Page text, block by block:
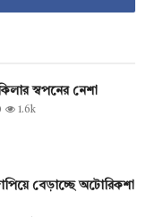
স্বপনের নেশা
1.6k
বেড়াচ্ছে অটোরিকশা